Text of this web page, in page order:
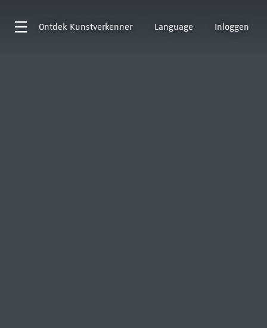
Ontdek Kunstverkenner Language Inloggen